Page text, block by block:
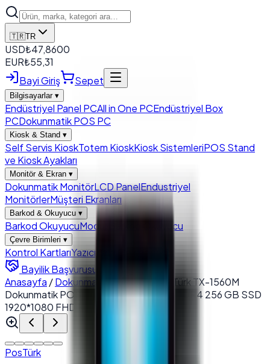
🇹🇷TR
USD₺47,8600
EUR₺55,31
Bayi Giriş
Sepet
Bilgisayarlar ▾
Endüstriyel Panel PCAll in One PCEndüstriyel Box
PCDokunmatik POS PC
Kiosk & Stand ▾
Self Servis KioskTotem KioskKiosk SistemleriPOS Stand
ve Kiosk Ayakları
Monitör & Ekran ▾
Dokunmatik MonitörLCD PanelEndustriyel
MonitörlerMüşteri Ekranları
Barkod & Okuyucu ▾
Barkod OkuyucuModül Barkod Okuyucu
Çevre Birimleri ▾
Kontrol KartlarıYazıcı
Bayilik Başvurusu
Anasayfa /Dokunmatik POS PC/PosTürk TX-1560M
Dokunmatik POS PC 15.6'' J6412 8 GB DDR4 256 GB SSD
1920*1080 FHD Kart okuyucu Beyaz
PosTürk